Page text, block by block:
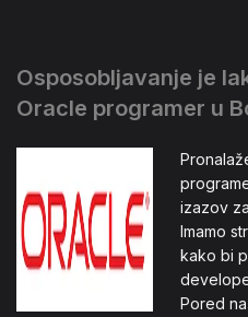
Osposobljavanje je
Oracle programer u
izazov
Imamo
kako bi
Pored